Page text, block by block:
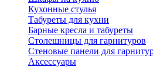
Кухонные стулья
Табуреты для кухни
Барные кресла и табуреты
Столешницы для гарнитуров
Стеновые панели для
Аксессуары